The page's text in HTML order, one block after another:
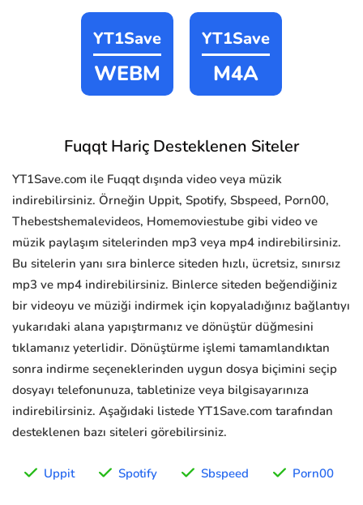
YT1Save
WEBM
YT1Save
M4A
Fuqqt Hariç Desteklenen Siteler
YT1Save.com ile Fuqqt dışında video veya müzik
indirebilirsiniz. Örneğin Uppit, Spotify, Sbspeed, Porn00,
Thebestshemalevideos, Homemoviestube gibi video ve
müzik paylaşım sitelerinden mp3 veya mp4 indirebilirsiniz.
Bu sitelerin yanı sıra binlerce siteden hızlı, ücretsiz, sınırsız
mp3 ve mp4 indirebilirsiniz. Binlerce siteden beğendiğiniz
bir videoyu ve müziği indirmek için kopyaladığınız bağlantıyı
yukarıdaki alana yapıştırmanız ve dönüştür düğmesini
tıklamanız yeterlidir. Dönüştürme işlemi tamamlandıktan
sonra indirme seçeneklerinden uygun dosya biçimini seçip
dosyayı telefonunuza, tabletinize veya bilgisayarınıza
indirebilirsiniz. Aşağıdaki listede YT1Save.com tarafından
desteklenen bazı siteleri görebilirsiniz.
Uppit Spotify Sbspeed Porn00